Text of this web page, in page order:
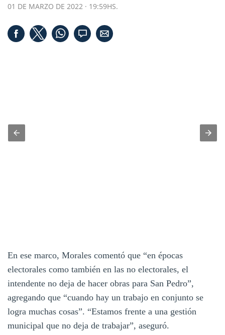
01 DE MARZO DE 2022 · 19:59HS.
En ese marco, Morales comentó que “en épocas
electorales como también en las no electorales, el
intendente no deja de hacer obras para San Pedro”,
agregando que “cuando hay un trabajo en conjunto se
logra muchas cosas”. “Estamos frente a una gestión
municipal que no deja de trabajar”, aseguró.